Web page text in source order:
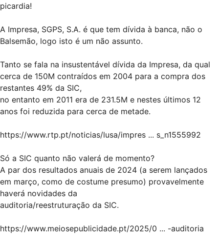
picardia!
A Impresa, SGPS, S.A. é que tem dívida à banca, não o
Balsemão, logo isto é um não assunto.
Tanto se fala na insustentável dívida da Impresa, da qual
cerca de 150M contraídos em 2004 para a compra dos
restantes 49% da SIC,
no entanto em 2011 era de 231.5M e nestes últimos 12
anos foi reduzida para cerca de metade.
https://www.rtp.pt/noticias/lusa/impres ... s_n1555992
Só a SIC quanto não valerá de momento?
A par dos resultados anuais de 2024 (a serem lançados
em março, como de costume presumo) provavelmente
haverá novidades da
auditoria/reestruturação da SIC.
https://www.meiosepublicidade.pt/2025/0 ... -auditoria